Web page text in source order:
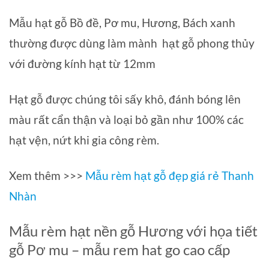
Mẫu hạt gỗ Bồ đề, Pơ mu, Hương, Bách xanh
thường được dùng làm mành hạt gỗ phong thủy
với đường kính hạt từ 12mm
Hạt gỗ được chúng tôi sấy khô, đánh bóng lên
màu rất cẩn thận và loại bỏ gần như 100% các
hạt vện, nứt khi gia công rèm.
Xem thêm >>> Mẫu rèm hạt gỗ đẹp giá rẻ Thanh
Nhàn
Mẫu rèm hạt nền gỗ Hương với họa tiết
gỗ Pơ mu – mẫu rem hat go cao cấp